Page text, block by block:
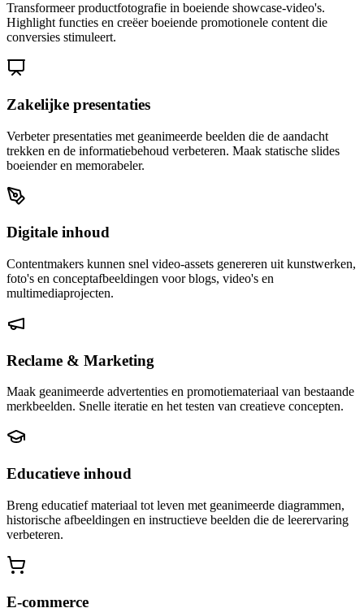
Transformeer productfotografie in boeiende showcase-video's.
Highlight functies en creëer boeiende promotionele content die
conversies stimuleert.
Zakelijke presentaties
Verbeter presentaties met geanimeerde beelden die de aandacht
trekken en de informatiebehoud verbeteren. Maak statische slides
boeiender en memorabeler.
Digitale inhoud
Contentmakers kunnen snel video-assets genereren uit kunstwerken,
foto's en conceptafbeeldingen voor blogs, video's en
multimediaprojecten.
Reclame & Marketing
Maak geanimeerde advertenties en promotiemateriaal van bestaande
merkbeelden. Snelle iteratie en het testen van creatieve concepten.
Educatieve inhoud
Breng educatief materiaal tot leven met geanimeerde diagrammen,
historische afbeeldingen en instructieve beelden die de leerervaring
verbeteren.
E-commerce